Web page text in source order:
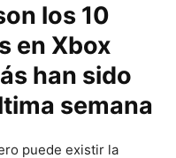
los 10
en Xbox
han sido
semana
puede existir la